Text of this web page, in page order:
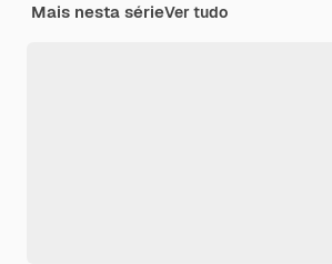
Mais nesta sérieVer tudo